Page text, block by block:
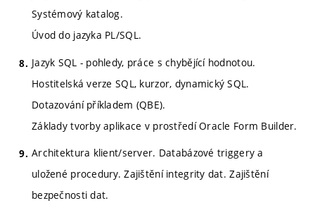
Systémový katalog.
Úvod do jazyka PL/SQL.
Jazyk SQL - pohledy, práce s chybějící hodnotou.
Hostitelská verze SQL, kurzor, dynamický SQL.
Dotazování příkladem (QBE).
Základy tvorby aplikace v prostředí Oracle Form Builder.
Architektura klient/server. Databázové triggery a
uložené procedury. Zajištění integrity dat. Zajištění
bezpečnosti dat.